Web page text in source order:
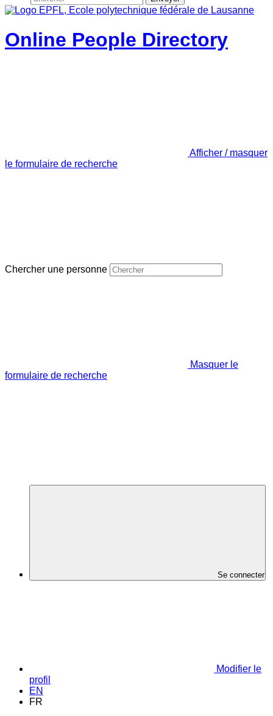
Online People Directory
Afficher / masquer
le formulaire de recherche
Chercher une personne
Masquer le
formulaire de recherche
Se connecter
Modifier le
profil
EN
FR